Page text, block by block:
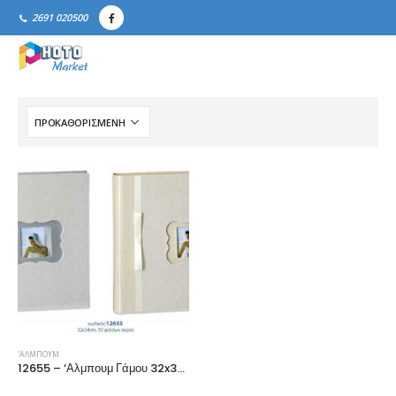
2691 020500
'ΑΛΜΠΟΥΜ
12655 – ‘Αλμπουμ Γάμου 32x34cm 50p.